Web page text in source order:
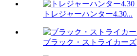
トレジャーハンター4.30...
ブラック・ストライカーズ